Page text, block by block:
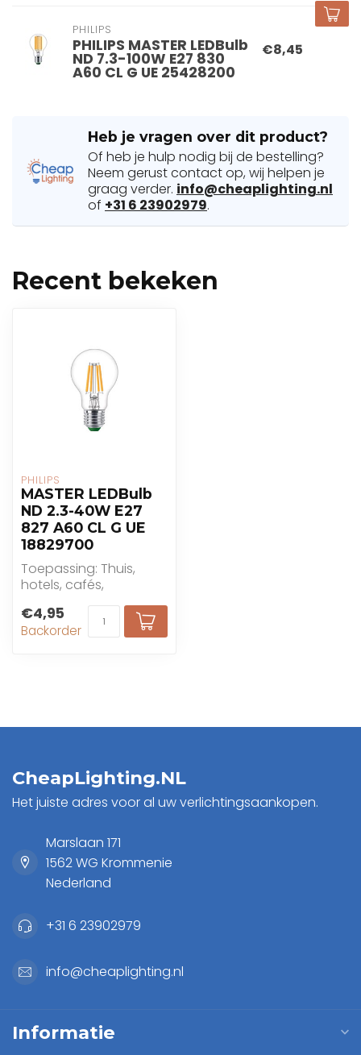
PHILIPS
PHILIPS MASTER LEDBulb
ND 7.3-100W E27 830
A60 CL G UE 25428200
€8,45
Heb je vragen over dit product?
Of heb je hulp nodig bij de bestelling?
Neem gerust contact op, wij helpen je
graag verder. info@cheaplighting.nl
of +31 6 23902979.
Recent bekeken
PHILIPS
MASTER LEDBulb
ND 2.3-40W E27
827 A60 CL G UE
18829700
Toepassing: Thuis,
hotels, cafés,
restaurants
€4,95
Backorder
CheapLighting.NL
Het juiste adres voor al uw verlichtingsaankopen.
Marslaan 171
1562 WG Krommenie
Nederland
+31 6 23902979
info@cheaplighting.nl
Informatie